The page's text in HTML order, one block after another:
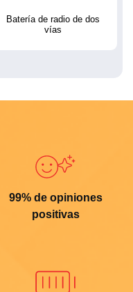
Batería de radio de dos
vías
99% de opiniones
positivas